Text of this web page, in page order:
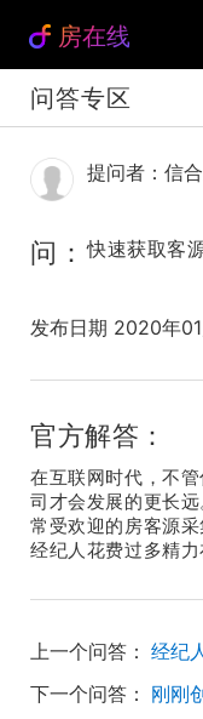
房在线
问答专区
提问者：信
问： 快速获取客
发布日期 2020年
官方解答：
在互联网时代，不
司才会发展的更长
常受欢迎的房客源
经纪人花费过多精力
上一个问答： 经纪
下一个问答：